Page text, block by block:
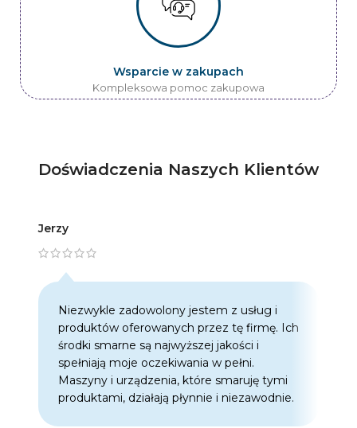
Wsparcie w zakupach
Kompleksowa pomoc zakupowa
Doświadczenia Naszych Klientów
Jerzy
Niezwykle zadowolony jestem z usług i
produktów oferowanych przez tę firmę. Ich
środki smarne są najwyższej jakości i
spełniają moje oczekiwania w pełni.
Maszyny i urządzenia, które smaruję tymi
produktami, działają płynnie i niezawodnie.